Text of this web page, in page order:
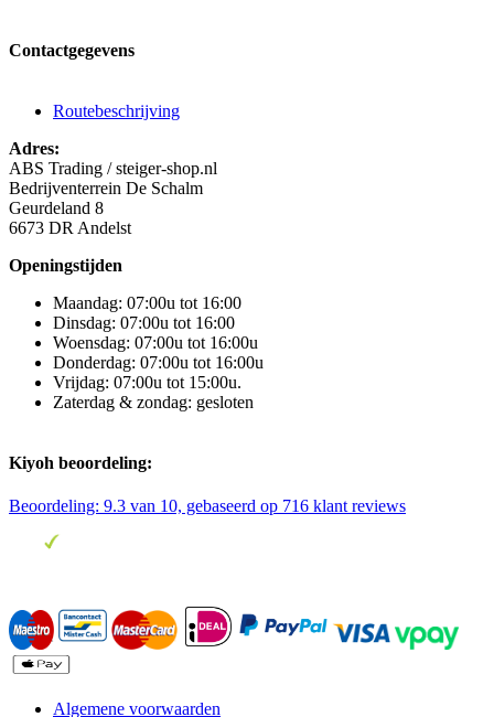
Contactgegevens
Routebeschrijving
Adres:
ABS Trading / steiger-shop.nl
Bedrijventerrein De Schalm
Geurdeland 8
6673 DR Andelst
Openingstijden
Maandag: 07:00u tot 16:00
Dinsdag: 07:00u tot 16:00
Woensdag: 07:00u tot 16:00u
Donderdag: 07:00u tot 16:00u
Vrijdag: 07:00u tot 15:00u.
Zaterdag & zondag: gesloten
Kiyoh beoordeling:
Beoordeling: 9.3 van 10, gebaseerd op 716 klant reviews
Algemene voorwaarden